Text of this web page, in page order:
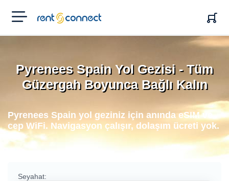
RENT'N
CONNECT
Pyrenees Spain Yol Gezisi - Tüm
Güzergah Boyunca Bağlı Kalın
Pyrenees Spain yol geziniz için anında eSIM ve
cep WiFi. Navigasyon çalışır, dolaşım ücreti yok.
Seyahat: